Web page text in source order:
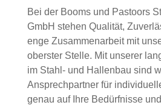
Bei der Booms und Pastoors
GmbH stehen Qualität,
enge Zusammenarbeit mit
oberster Stelle. Mit unserer
im Stahl- und Hallenbau sind
Ansprechpartner für
genau auf Ihre Bedürfnisse